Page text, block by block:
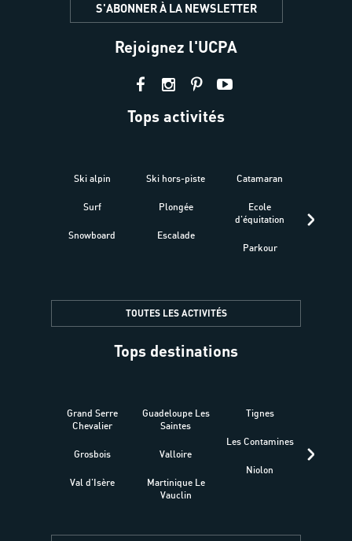
S'ABONNER À LA NEWSLETTER
Rejoignez l'UCPA
Tops activités
Ski alpin
Surf
Snowboard
Ski hors-piste
Plongée
Escalade
Catamaran
Ecole
d'équitation
Parkour
TOUTES LES ACTIVITÉS
Tops destinations
Grand Serre
Chevalier
Grosbois
Val d'Isère
Guadeloupe Les
Saintes
Valloire
Martinique Le
Vauclin
Tignes
Les Contamines
Niolon